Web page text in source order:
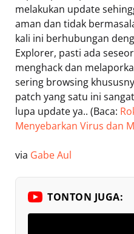
melakukan update
aman dan tidak
kali ini berhubungan
Explorer, pasti ada
menghack dan
sering browsing
patch yang satu ini
lupa update ya.. (Baca:
Menyebarkan Virus dan
via Gabe Aul
TONTON JUGA: